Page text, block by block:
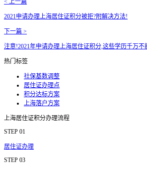
< 上一篇
2021申请办理上海居住证积分被拒?附解决方法!
下一篇 >
注意!2021年申请办理上海居住证积分,这些学历千万不
热门标签
社保基数调整
居住证办理点
积分达标方案
上海落户方案
上海居住证积分办理流程
STEP 01
居住证办理
STEP 03